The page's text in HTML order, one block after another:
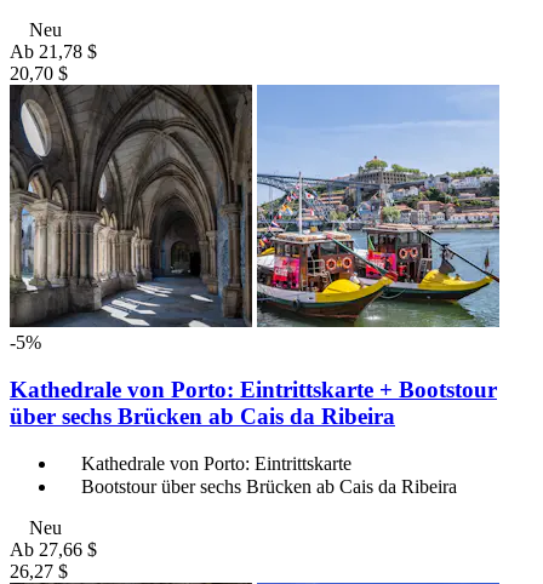
Neu
Ab 21,78 $
20,70 $
-5%
Kathedrale von Porto: Eintrittskarte + Bootstour
über sechs Brücken ab Cais da Ribeira
Kathedrale von Porto: Eintrittskarte
Bootstour über sechs Brücken ab Cais da Ribeira
Neu
Ab 27,66 $
26,27 $